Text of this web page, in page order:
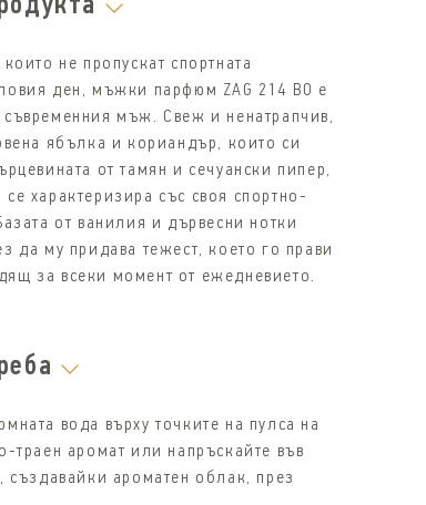
не пропускат спортната
ден, мъжки парфюм ZAG 214 BO е
мъж. Свеж и ненатрапчив,
ябълка и кориандър, които си
от тамян и сечуански пипер,
характеризира със своя спортно-
от ванилия и дървесни нотки
да му придава тежест, кoeто го прави
за всеки момент от ежедневието.
вода върху точките на пулса на
траен аромат или напръскайте във
създавайки ароматен облак, през